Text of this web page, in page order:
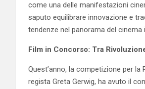
come una delle manifestazioni
saputo equilibrare innovazione e
tendenze nel panorama del cinema
Film in Concorso: Tra
Quest’anno, la competizione per la
regista Greta Gerwig, ha avuto il